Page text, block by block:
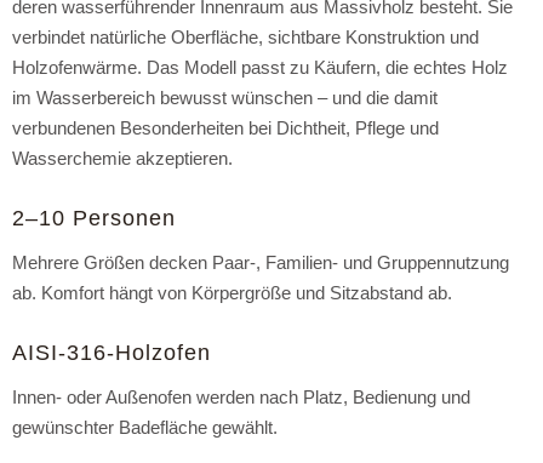
deren wasserführender Innenraum aus Massivholz besteht. Sie
verbindet natürliche Oberfläche, sichtbare Konstruktion und
Holzofenwärme. Das Modell passt zu Käufern, die echtes Holz
im Wasserbereich bewusst wünschen – und die damit
verbundenen Besonderheiten bei Dichtheit, Pflege und
Wasserchemie akzeptieren.
2–10 Personen
Mehrere Größen decken Paar-, Familien- und Gruppennutzung
ab. Komfort hängt von Körpergröße und Sitzabstand ab.
AISI-316-Holzofen
Innen- oder Außenofen werden nach Platz, Bedienung und
gewünschter Badefläche gewählt.